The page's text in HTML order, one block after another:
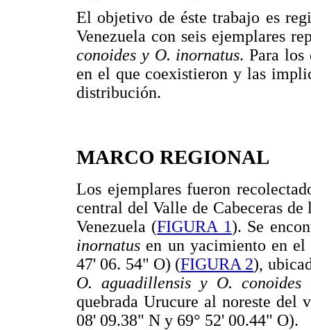
El objetivo de éste trabajo es
Venezuela con seis ejemplares
conoides y O. inornatus. Para los
en el que coexistieron y las
distribución.
MARCO REGIONAL
Los ejemplares fueron
central del Valle de Cabeceras
Venezuela (FIGURA 1). Se
inornatus en un yacimiento en
47' 06. 54" O) (FIGURA 2),
O. aguadillensis y O. conoides
quebrada Urucure al noreste del
08' 09.38" N y 69° 52' 00.44" O).